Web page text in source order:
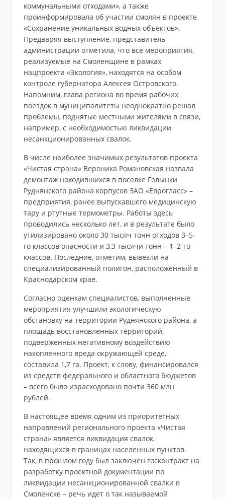
коммунальными отходами», а также
проинформировала об участии смолян в проекте
«Сохранение уникальных водных объектов».
Предваряя выступление, представитель
администрации отметила, что все мероприятия,
реализуемые на Смоленщине в рамках
нацпроекта «Экология», находятся на особом
контроле губернатора Алексея Островского.
Напомним, глава региона во время рабочих
поездок в муниципалитеты неоднократно решал
проблемы, поднятые местными жителями в связи,
например, с необходимостью ликвидации
несанкционированных свалок.
В числе наиболее значимых результатов проекта
«Чистая страна» Вероника Романовская назвала
демонтаж находившихся в поселке Голынки
Руднянского района корпусов ЗАО «Еврогласс» –
предприятия, ранее выпускавшего медицинскую
тару и ртутные термометры. Работы здесь
проводились несколько лет, и в результате было
утилизировано около 30 тысяч тонн отходов 3–5-
го классов опасности и 3,3 тысячи тонн – 1–2-го
классов. Последние, отметим, вывезли на
специализированный полигон, расположенный в
Краснодарском крае.
Согласно оценкам специалистов, выполненные
мероприятия улучшили экологическую
обстановку на территории Руднянского района, а
площадь восстановленных территорий,
подверженных негативному воздействию
накопленного вреда окружающей среде,
составила 1,7 га. Проект, к слову, финансировался
из средств федерального и областного бюджетов
– всего было израсходовано почти 360 млн
рублей.
В настоящее время одним из приоритетных
направлений регионального проекта «Чистая
страна» является ликвидация свалок,
находящихся в границах населенных пунктов.
Так, в прошлом году был заключен госконтракт на
разработку проектной документации по
ликвидации несанкционированной свалки в
Смоленске – речь идет о так называемой